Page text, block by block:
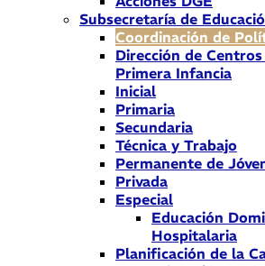
Subsecretaría de
Coordinación de
Dirección de
Primera Infancia
Inicial
Primaria
Secundaria
Técnica y Trabajo
Permanente de
Privada
Especial
Educación
Hospitalaria
Planificación de la